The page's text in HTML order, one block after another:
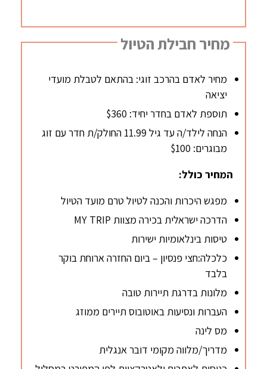
מחיר חבילת הטיול
מחיר לאדם בהרכב זוגי: בהתאם לטבלת מועדי
יציאה
תוספת לאדם בחדר יחיד: $360
הנחה לילד/ה עד גיל 11.99 החולק/ת חדר עם זוג
מבוגרים: $100
המחיר כולל:
מפגש היכרות והכנה לטיול טרם מועד הטיול
הדרכה ישראלית בכירה מצוות MY TRIP
טיסות בינלאומיות ישירות
כלכלה:חצי פנסיון – ביום החזרה ארוחת בוקר
בלבד
מלונות בדרגת תיירות טובה
העברות ונסיעות באוטובוס תיירים ממוזג
מס לינה
מדריך/מלווה מקומי דובר אנגלית